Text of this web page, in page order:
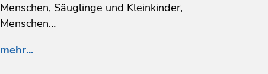
Menschen, Säuglinge und Kleinkinder,
Menschen…
mehr...